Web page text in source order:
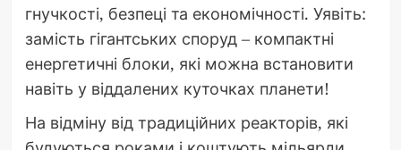
гнучкості, безпеці та економічності. Уявіть:
замість гігантських споруд – компактні
енергетичні блоки, які можна встановити
навіть у віддалених куточках планети!
На відміну від традиційних реакторів, які